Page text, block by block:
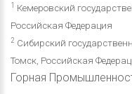
1
Кемеровский
Российская Федерация
2 Сибирский
Томск, Российская
Горная